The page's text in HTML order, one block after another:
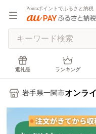
Pontaポイントでふるさと納税
返礼品 ランキング
岩手県一関市オンラ